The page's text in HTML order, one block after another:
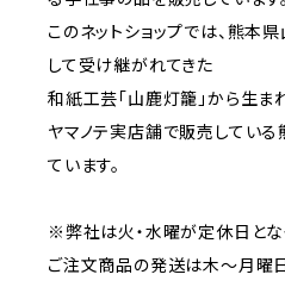
このネットショップでは、熊本
して受け継がれてきた
和紙工芸「山鹿灯籠」から生ま
ヤマノテ実店舗で販売してい
ています。
※弊社は火・水曜が定休日とな
ご注文商品の発送は木〜月曜日